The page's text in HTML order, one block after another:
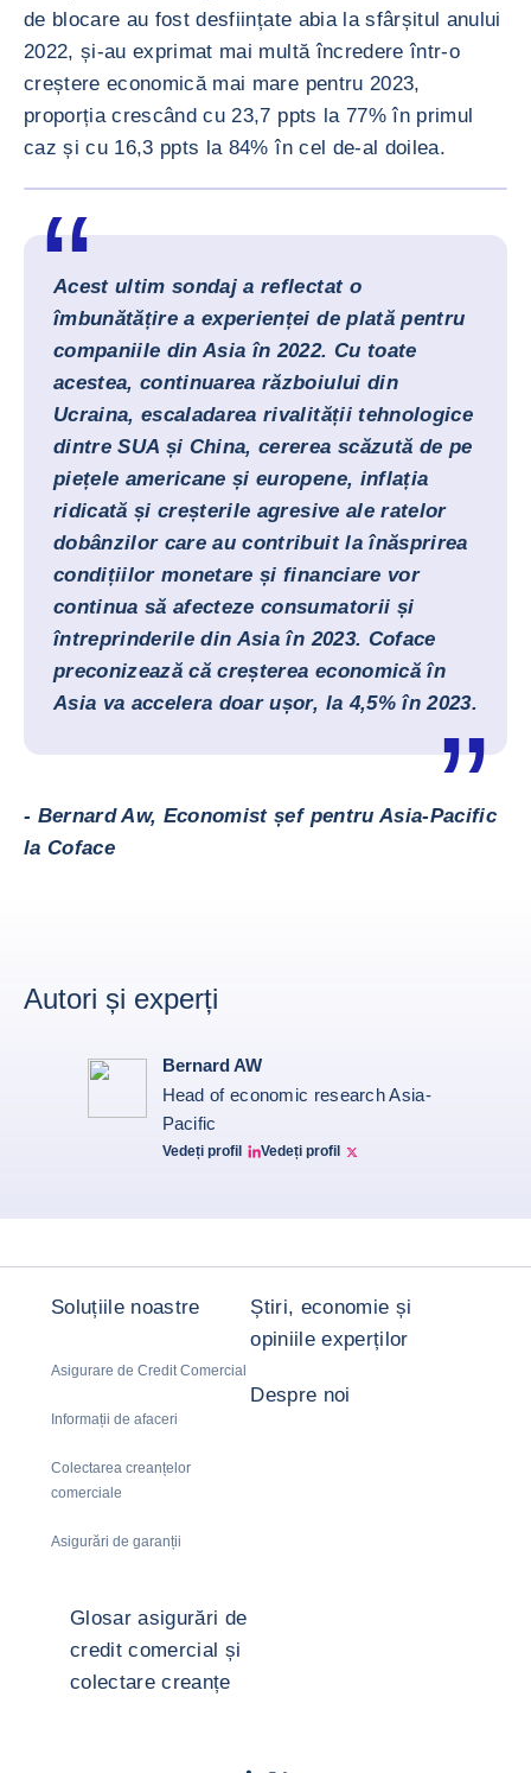
de blocare au fost desființate abia la sfârșitul anului
2022, și-au exprimat mai multă încredere într-o
creștere economică mai mare pentru 2023,
proporția crescând cu 23,7 ppts la 77% în primul
caz și cu 16,3 ppts la 84% în cel de-al doilea.
Acest ultim sondaj a reflectat o
îmbunătățire a experienței de plată pentru
companiile din Asia în 2022. Cu toate
acestea, continuarea războiului din
Ucraina, escaladarea rivalității tehnologice
dintre SUA și China, cererea scăzută de pe
piețele americane și europene, inflația
ridicată și creșterile agresive ale ratelor
dobânzilor care au contribuit la înăsprirea
condițiilor monetare și financiare vor
continua să afecteze consumatorii și
întreprinderile din Asia în 2023. Coface
preconizează că creșterea economică în
Asia va accelera doar ușor, la 4,5% în 2023.
- Bernard Aw, Economist șef pentru Asia-Pacific
la Coface
Autori și experți
Bernard AW
Head of economic research Asia-
Pacific
Vedeți profil
Bernard Aw Linkedin
Vedeți profil
Bernard Aw Twitter
Soluțiile noastre
Asigurare de Credit Comercial
Informații de afaceri
Colectarea creanțelor
comerciale
Asigurări de garanții
Știri, economie și
opiniile experților
Despre noi
Glosar asigurări de
credit comercial și
colectare creanțe